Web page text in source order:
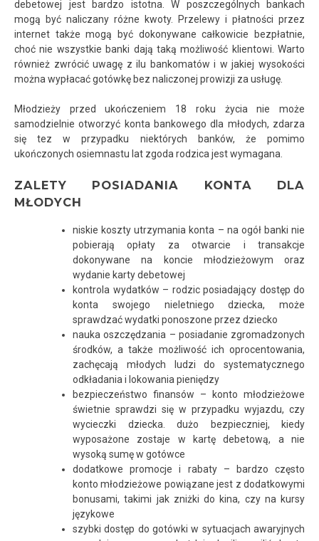
debetowej jest bardzo istotna. W poszczególnych bankach
mogą być naliczany różne kwoty. Przelewy i płatności przez
internet także mogą być dokonywane całkowicie bezpłatnie,
choć nie wszystkie banki dają taką możliwość klientowi. Warto
również zwrócić uwagę z ilu bankomatów i w jakiej wysokości
można wypłacać gotówkę bez naliczonej prowizji za usługę.
Młodzieży przed ukończeniem 18 roku życia nie może
samodzielnie otworzyć konta bankowego dla młodych, zdarza
się tez w przypadku niektórych banków, że pomimo
ukończonych osiemnastu lat zgoda rodzica jest wymagana.
ZALETY POSIADANIA KONTA DLA
MŁODYCH
niskie koszty utrzymania konta – na ogół banki nie
pobierają opłaty za otwarcie i transakcje
dokonywane na koncie młodzieżowym oraz
wydanie karty debetowej
kontrola wydatków – rodzic posiadający dostęp do
konta swojego nieletniego dziecka, może
sprawdzać wydatki ponoszone przez dziecko
nauka oszczędzania – posiadanie zgromadzonych
środków, a także możliwość ich oprocentowania,
zachęcają młodych ludzi do systematycznego
odkładania i lokowania pieniędzy
bezpieczeństwo finansów – konto młodzieżowe
świetnie sprawdzi się w przypadku wyjazdu, czy
wycieczki dziecka. dużo bezpieczniej, kiedy
wyposażone zostaje w kartę debetową, a nie
wysoką sumę w gotówce
dodatkowe promocje i rabaty – bardzo często
konto młodzieżowe powiązane jest z dodatkowymi
bonusami, takimi jak zniżki do kina, czy na kursy
językowe
szybki dostęp do gotówki w sytuacjach awaryjnych